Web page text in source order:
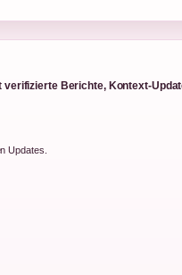
verifizierte Berichte, Kontext-
Updates.